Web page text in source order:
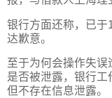
银行方面还称，已于
达歉意。
至于为何会操作失
是否被泄露，银行工
但不存在信息泄露。